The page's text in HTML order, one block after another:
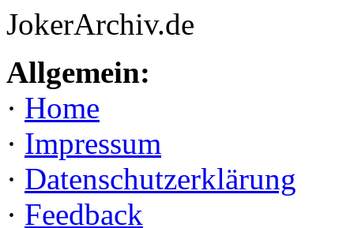
JokerArchiv.de
Allgemein:
· Home
· Impressum
· Datenschutzerklärung
· Feedback